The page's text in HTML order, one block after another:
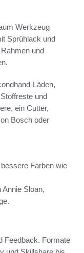
Werkzeug
Sprühlack und
und
Läden,
und
ein Cutter,
Bosch oder
Farben wie
Sloan,
Feedback. Formate